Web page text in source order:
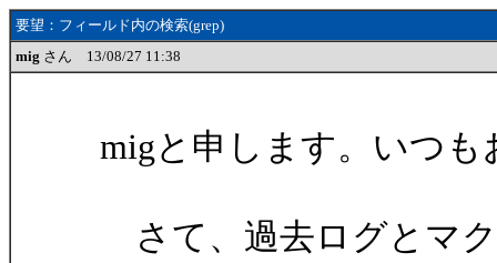
要望：フィールド内の検索(grep)
mig さん 13/08/27 11:38
migと申します。いつ
さて、過去ログとマ